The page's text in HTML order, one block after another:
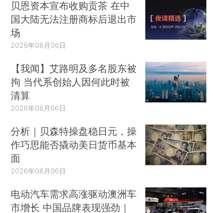
贝恩资本宣布收购贡茶 在中
国大陆无法注册商标后退出市
场
2026年08月06日
【我闻】艾路明及多名股东被
拘 当代系创始人因何此时被
清算
2026年08月06日
分析｜贝森特操盘稳日元，操
作巧思能否撬动美日货币基本
面
2026年08月06日
电动汽车需求高涨驱动澳洲车
市增长 中国品牌表现强劲｜